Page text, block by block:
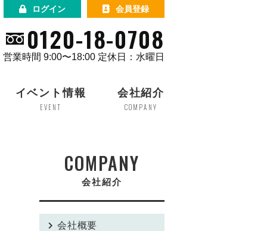
ログイン 会員登録
0120-18-0708
営業時間 9:00〜18:00 定休日：水曜日
イベント情報
EVENT
会社紹介
COMPANY
COMPANY
会社紹介
会社概要